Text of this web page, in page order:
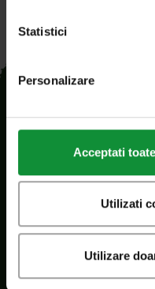
Statistici
Personalizare
Acceptati
Utilizati
Utilizare
Șoseaua Cernica